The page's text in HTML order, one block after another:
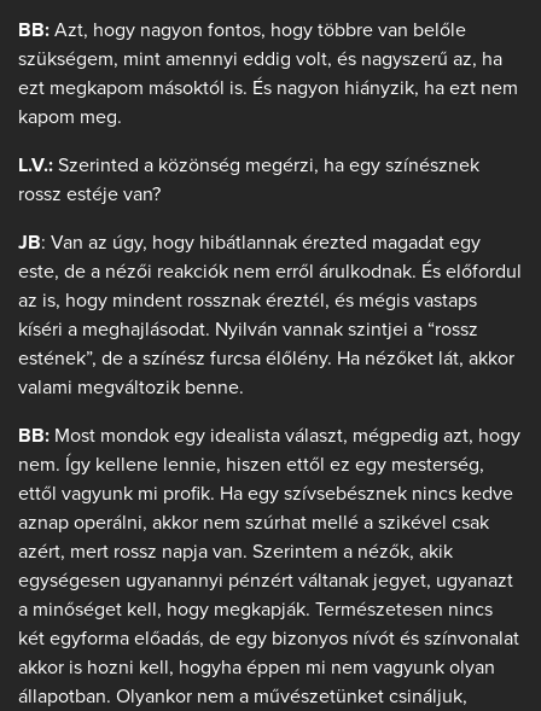
BB: Azt, hogy nagyon fontos, hogy többre van belőle
szükségem, mint amennyi eddig volt, és nagyszerű az, ha
ezt megkapom másoktól is. És nagyon hiányzik, ha ezt nem
kapom meg.
L.V.: Szerinted a közönség megérzi, ha egy színésznek
rossz estéje van?
JB: Van az úgy, hogy hibátlannak érezted magadat egy
este, de a nézői reakciók nem erről árulkodnak. És előfordul
az is, hogy mindent rossznak éreztél, és mégis vastaps
kíséri a meghajlásodat. Nyilván vannak szintjei a “rossz
estének”, de a színész furcsa élőlény. Ha nézőket lát, akkor
valami megváltozik benne.
BB: Most mondok egy idealista választ, mégpedig azt, hogy
nem. Így kellene lennie, hiszen ettől ez egy mesterség,
ettől vagyunk mi profik. Ha egy szívsebésznek nincs kedve
aznap operálni, akkor nem szúrhat mellé a szikével csak
azért, mert rossz napja van. Szerintem a nézők, akik
egységesen ugyanannyi pénzért váltanak jegyet, ugyanazt
a minőséget kell, hogy megkapják. Természetesen nincs
két egyforma előadás, de egy bizonyos nívót és színvonalat
akkor is hozni kell, hogyha éppen mi nem vagyunk olyan
állapotban. Olyankor nem a művészetünket csináljuk,